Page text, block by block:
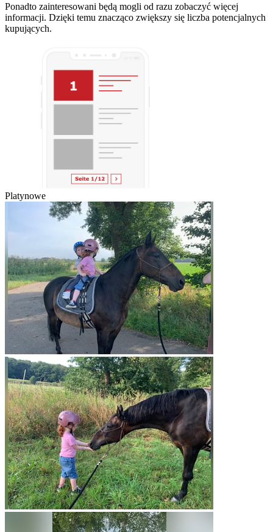
Ponadto zainteresowani będą mogli od razu zobaczyć więcej
informacji. Dzięki temu znacząco zwiększy się liczba potencjalnych
kupujących.
Platynowe